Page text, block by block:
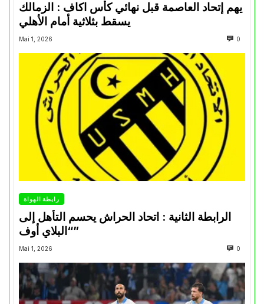
يهم إتحاد العاصمة قبل نهائي كأس اكاف : الزمالك
Mai 1, 2026 0
رابطة الهواة
الرابطة الثانية : اتحاد الحراش يحسم التأهل إلى
“البلاي أوف”
Mai 1, 2026 0